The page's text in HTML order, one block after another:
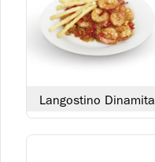
Langostino Dinamita